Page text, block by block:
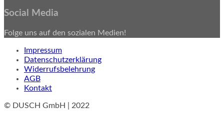
Social Media
Folge uns auf den sozialen Medien!
Impressum
Datenschutzerklärung
Widerrufsbelehrung
AGB
Kontakt
© DUSCH GmbH | 2022